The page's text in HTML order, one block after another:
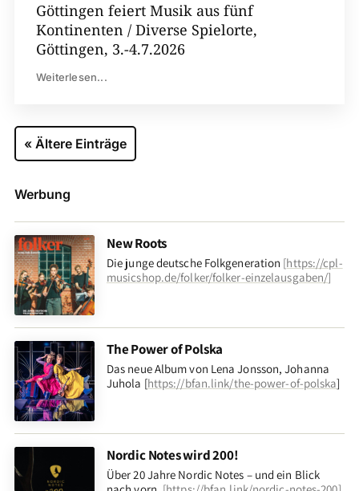
Göttingen feiert Musik aus fünf
Kontinenten / Diverse Spielorte,
Göttingen, 3.-4.7.2026
Weiterlesen...
« Ältere Einträge
Werbung
New Roots
Die junge deutsche Folkgeneration [https://cpl-
musicshop.de/folker/folker-einzelausgaben/]
The Power of Polska
Das neue Album von Lena Jonsson, Johanna
Juhola [https://bfan.link/the-power-of-polska]
Nordic Notes wird 200!
Über 20 Jahre Nordic Notes – und ein Blick